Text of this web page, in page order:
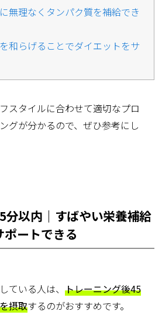
無理なくタンパク質を補給でき
和らげることでダイエットをサ
スタイルに合わせて適切なプロ
グが分かるので、ぜひ参考にし
分以内｜すばやい栄養補給
ートできる
ている人は、トレーニング後45
摂取するのがおすすめです。